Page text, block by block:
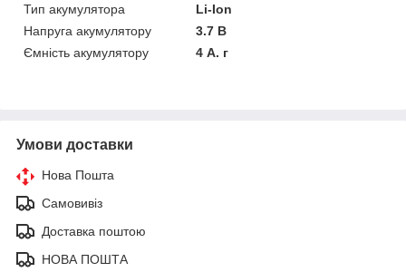
Тип акумулятора
Li-Ion
Напруга акумулятору
3.7 В
Ємність акумулятору
4 А. г
Умови доставки
Нова Пошта
Самовивіз
Доставка поштою
НОВА ПОШТА